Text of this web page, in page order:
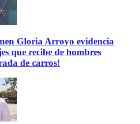
Gloria Arroyo evidencia
que recibe de hombres
de carros!